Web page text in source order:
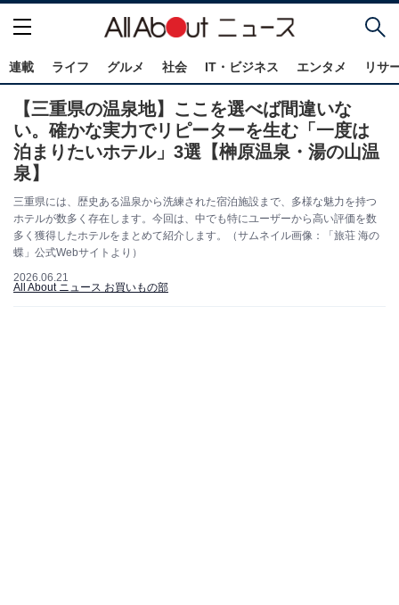
連載 ライフ グルメ 社会 IT・ビジネス エンタメ リサ
【三重県の温泉地】ここを選べば間違いな
い。確かな実力でリピーターを生む「一度は
泊まりたいホテル」3選【榊原温泉・湯の山温
泉】
三重県には、歴史ある温泉から洗練された宿泊施設まで、多様な魅力を持つ
ホテルが数多く存在します。今回は、中でも特にユーザーから高い評価を数
多く獲得したホテルをまとめて紹介します。（サムネイル画像：「旅荘 海の
蝶」公式Webサイトより）
2026.06.21
All About ニュース お買いもの部